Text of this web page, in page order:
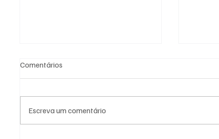
Comentários
Escreva um comentário